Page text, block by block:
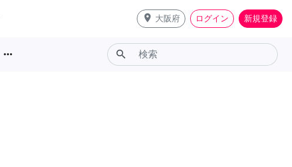
place 大阪府 ログイン 新規登録
more_horiz search